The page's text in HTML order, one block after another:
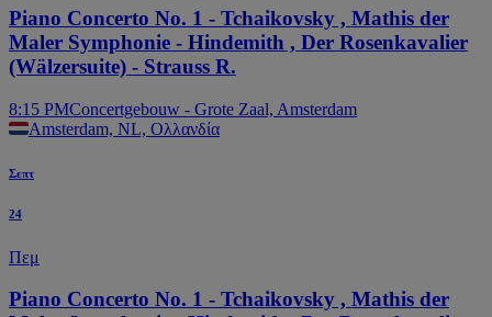
Piano Concerto No. 1 - Tchaikovsky , Mathis der
Maler Symphonie - Hindemith , Der Rosenkavalier
(Wälzersuite) - Strauss R.
8:15 PMConcertgebouw - Grote Zaal, Amsterdam
Amsterdam, NL, Ολλανδία
Σεπτ
24
Πεμ
Piano Concerto No. 1 - Tchaikovsky , Mathis der